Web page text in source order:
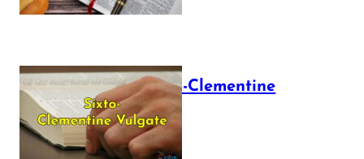
The Sixto-Clementine
Vulgate
July 12, 2025